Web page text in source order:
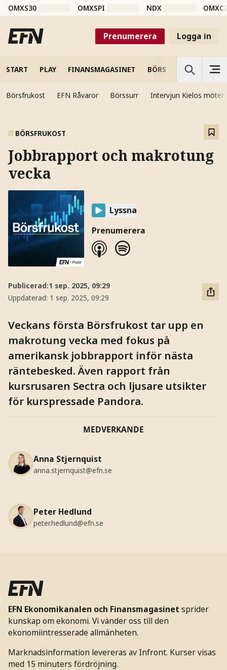
OMXS30 OMXSPI NDX
Prenumerera Logga in
START PLAY FINANSMAGASINET BÖRS VETENSKAP
Börsfrukost EFN Råvaror Börssurr Intervjun Kielos möter
BÖRSFRUKOST
Jobbrapport och makrotung
vecka
Lyssna
Prenumerera
Publicerad:1 sep. 2025, 09:29
Uppdaterad: 1 sep. 2025, 09:29
Veckans första Börsfrukost tar upp en
makrotung vecka med fokus på
amerikansk jobbrapport inför nästa
räntebesked. Även rapport från
kursrusaren Sectra och ljusare utsikter
för kurspressade Pandora.
MEDVERKANDE
Anna Stjernquist
anna.stjernquist@efn.se
Peter Hedlund
peter.hedlund@efn.se
EFN Ekonomikanalen och Finansmagasinet sprider
kunskap om ekonomi. Vi vänder oss till den
ekonomiintresserade allmänheten.
Marknadsinformation levereras av Infront. Kurser visas
med 15 minuters fördröjning.